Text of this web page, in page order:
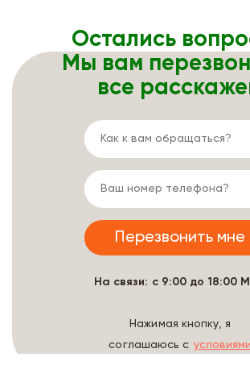
Остались
Мы вам
все
На связи: с 9:00 до 18:00
Нажимая кнопку, я
соглашаюсь с условиями